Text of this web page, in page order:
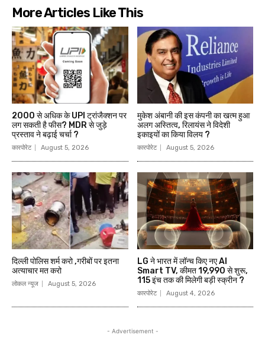
More Articles Like This
₹2000 से अधिक के UPI ट्रांजैक्शन पर
लग सकती है फीस? MDR से जुड़े
प्रस्ताव ने बढ़ाई चर्चा ?
कारपोरेट August 5, 2026
मुकेश अंबानी की इस कंपनी का खत्म हुआ
अलग अस्तित्व, रिलायंस ने विदेशी
इकाइयों का किया विलय ?
कारपोरेट August 5, 2026
दिल्ली पोलिस शर्म करो ,गरीबों पर इतना
अत्याचार मत करो
लोकल न्यूज August 5, 2026
LG ने भारत में लॉन्च किए नए AI
Smart TV, कीमत ₹19,990 से शुरू,
115 इंच तक की मिलेगी बड़ी स्क्रीन ?
कारपोरेट August 4, 2026
- Advertisement -